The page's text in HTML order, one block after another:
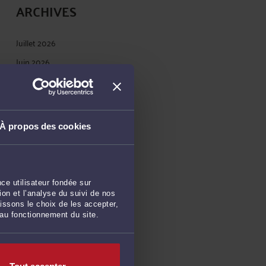
À propos des cookies
utilisateur fondée sur
et l’analyse du suivi de nos
le choix de les accepter,
fonctionnement du site.
ARCHIVES
Juillet 2026
Juin 2026
Mai 2026
Avril 2026
Décembre 2025
Novembre 2025
Octobre 2025
Septembre 2025